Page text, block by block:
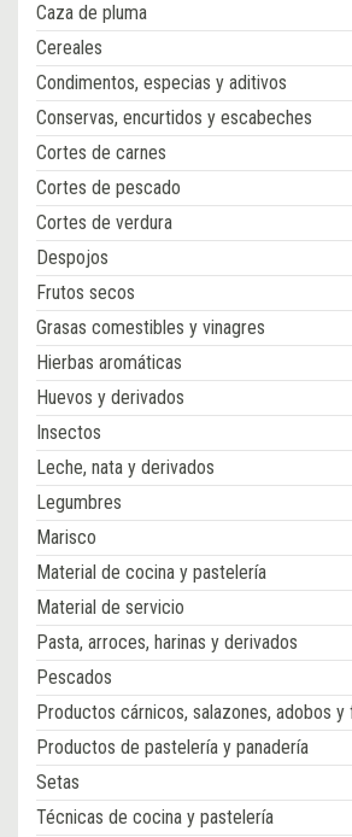
Caza de pluma
Cereales
Condimentos, especias y aditivos
Conservas, encurtidos y escabeches
Cortes de carnes
Cortes de pescado
Cortes de verdura
Despojos
Frutos secos
Grasas comestibles y vinagres
Hierbas aromáticas
Huevos y derivados
Insectos
Leche, nata y derivados
Legumbres
Marisco
Material de cocina y pastelería
Material de servicio
Pasta, arroces, harinas y derivados
Pescados
Productos cárnicos, salazones, adobos y
Productos de pastelería y panadería
Setas
Técnicas de cocina y pastelería